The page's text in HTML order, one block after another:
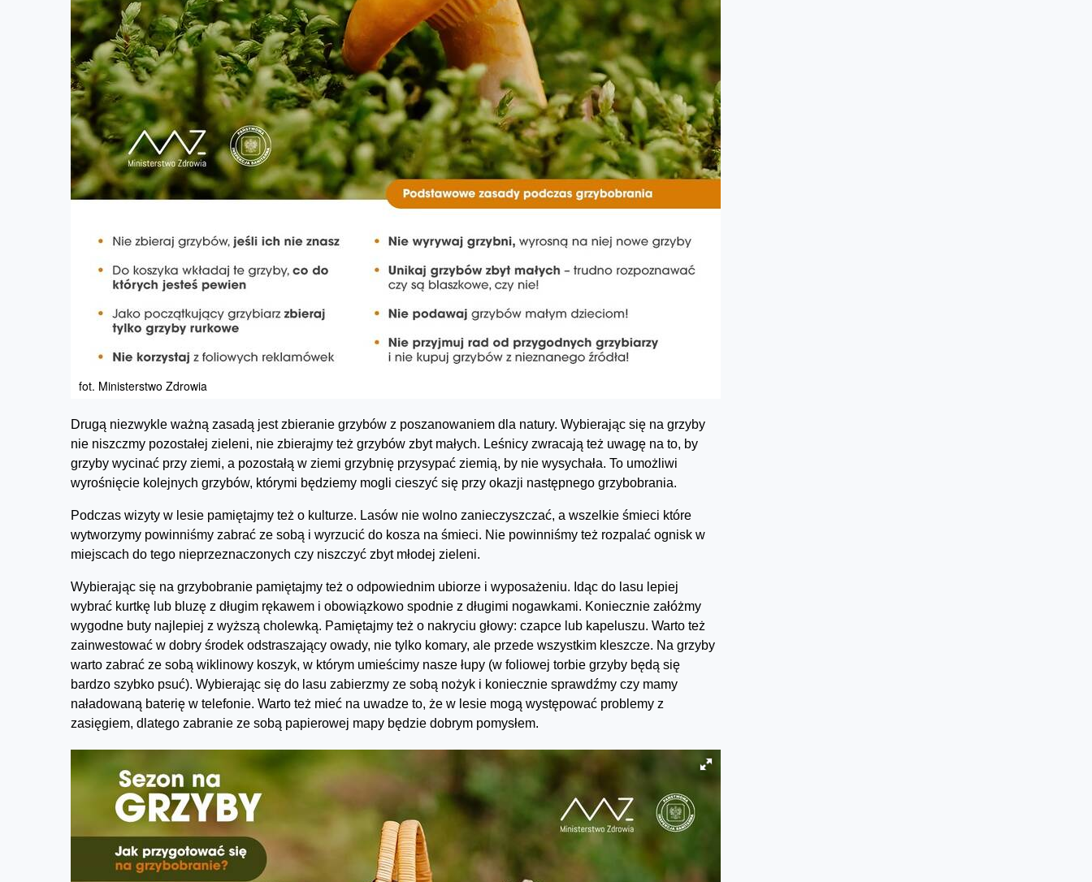
fot. Ministerstwo Zdrowia
Drugą niezwykle ważną zasadą jest zbieranie grzybów z poszanowaniem dla natury. Wybierając się na grzyby
nie niszczmy pozostałej zieleni, nie zbierajmy też grzybów zbyt małych. Leśnicy zwracają też uwagę na to, by
grzyby wycinać przy ziemi, a pozostałą w ziemi grzybnię przysypać ziemią, by nie wysychała. To umożliwi
wyrośnięcie kolejnych grzybów, którymi będziemy mogli cieszyć się przy okazji następnego grzybobrania.
Podczas wizyty w lesie pamiętajmy też o kulturze. Lasów nie wolno zanieczyszczać, a wszelkie śmieci które
wytworzymy powinniśmy zabrać ze sobą i wyrzucić do kosza na śmieci. Nie powinniśmy też rozpalać ognisk w
miejscach do tego nieprzeznaczonych czy niszczyć zbyt młodej zieleni.
Wybierając się na grzybobranie pamiętajmy też o odpowiednim ubiorze i wyposażeniu. Idąc do lasu lepiej
wybrać kurtkę lub bluzę z długim rękawem i obowiązkowo spodnie z długimi nogawkami. Koniecznie załóżmy
wygodne buty najlepiej z wyższą cholewką. Pamiętajmy też o nakryciu głowy: czapce lub kapeluszu. Warto też
zainwestować w dobry środek odstraszający owady, nie tylko komary, ale przede wszystkim kleszcze. Na grzyby
warto zabrać ze sobą wiklinowy koszyk, w którym umieścimy nasze łupy (w foliowej torbie grzyby będą się
bardzo szybko psuć). Wybierając się do lasu zabierzmy ze sobą nożyk i koniecznie sprawdźmy czy mamy
naładowaną baterię w telefonie. Warto też mieć na uwadze to, że w lesie mogą występować problemy z
zasięgiem, dlatego zabranie ze sobą papierowej mapy będzie dobrym pomysłem.